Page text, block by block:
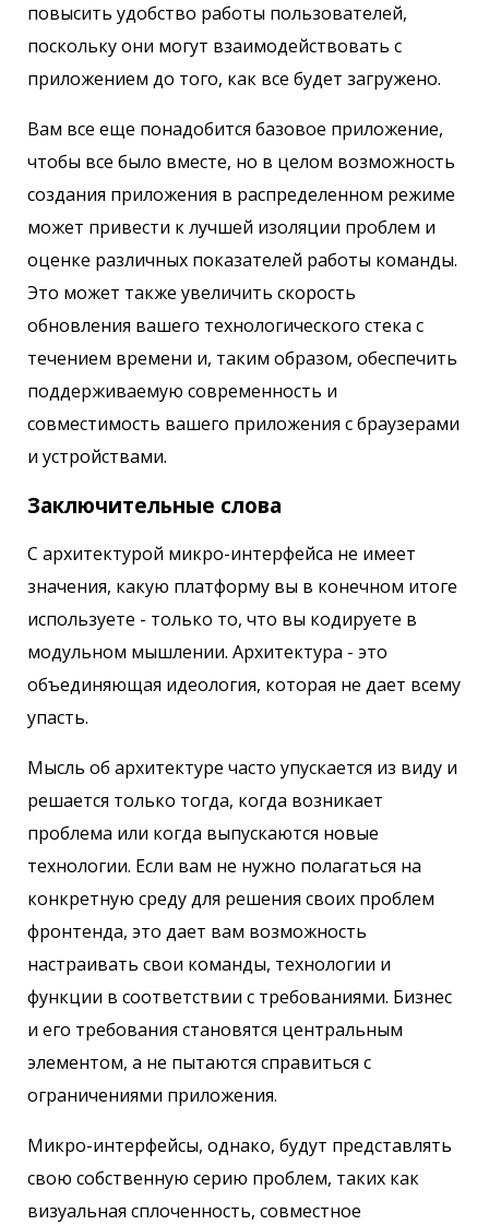
повысить удобство работы пользователей,
поскольку они могут взаимодействовать с
приложением до того, как все будет загружено.
Вам все еще понадобится базовое приложение,
чтобы все было вместе, но в целом возможность
создания приложения в распределенном режиме
может привести к лучшей изоляции проблем и
оценке различных показателей работы команды.
Это может также увеличить скорость
обновления вашего технологического стека с
течением времени и, таким образом, обеспечить
поддерживаемую современность и
совместимость вашего приложения с браузерами
и устройствами.
Заключительные слова
С архитектурой микро-интерфейса не имеет
значения, какую платформу вы в конечном итоге
используете - только то, что вы кодируете в
модульном мышлении. Архитектура - это
объединяющая идеология, которая не дает всему
упасть.
Мысль об архитектуре часто упускается из виду и
решается только тогда, когда возникает
проблема или когда выпускаются новые
технологии. Если вам не нужно полагаться на
конкретную среду для решения своих проблем
фронтенда, это дает вам возможность
настраивать свои команды, технологии и
функции в соответствии с требованиями. Бизнес
и его требования становятся центральным
элементом, а не пытаются справиться с
ограничениями приложения.
Микро-интерфейсы, однако, будут представлять
свою собственную серию проблем, таких как
визуальная сплоченность, совместное